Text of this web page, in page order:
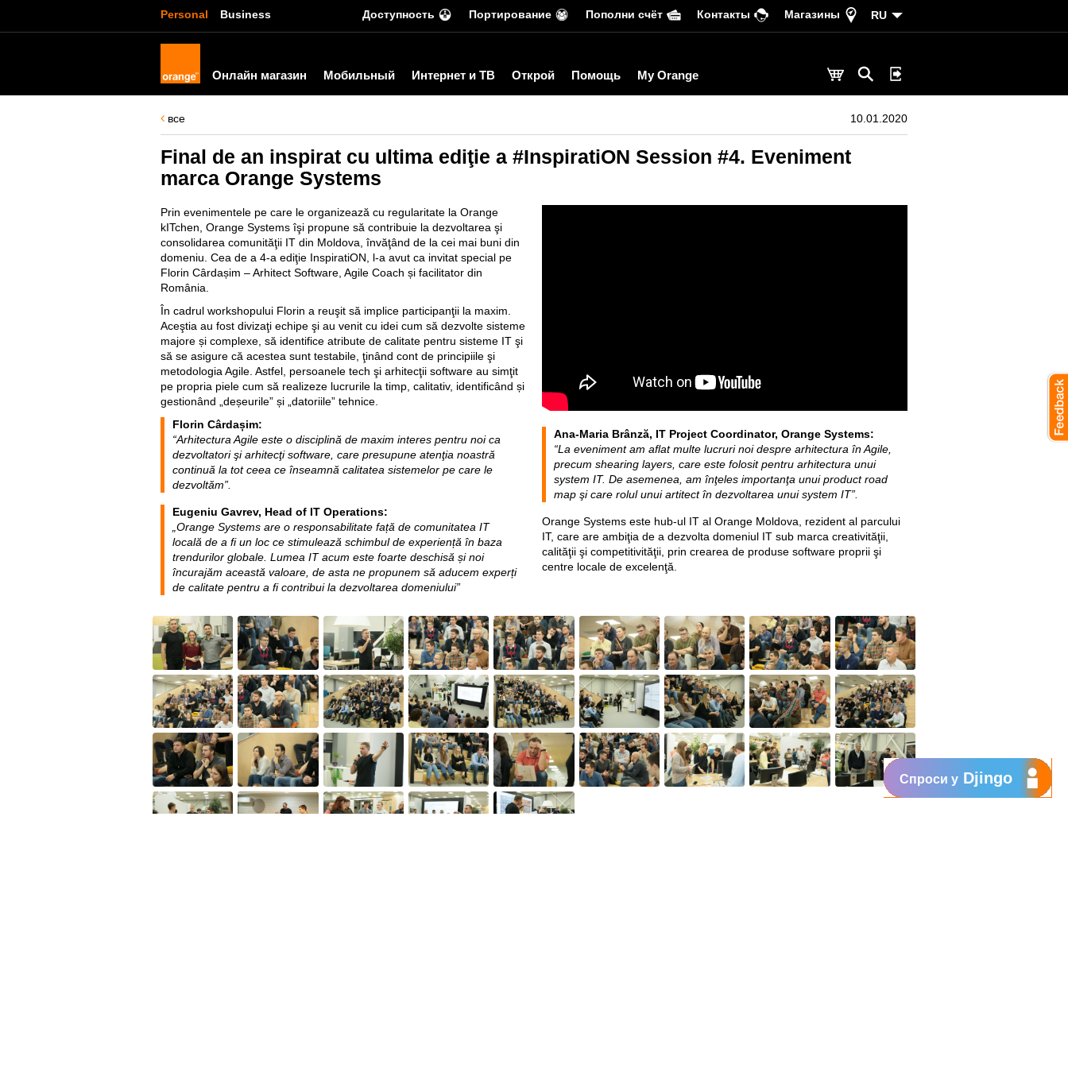
Personal Business Доступность Портирование Пополни счёт Контакты Магазины RU
Онлайн магазин Мобильный Интернет и ТВ Открой Помощь My Orange
все 10.01.2020
Final de an inspirat cu ultima ediţie a #InspiratiON Session #4. Eveniment
marca Orange Systems
Prin evenimentele pe care le organizează cu regularitate la Orange
kITchen, Orange Systems îşi propune să contribuie la dezvoltarea şi
consolidarea comunităţii IT din Moldova, învăţând de la cei mai buni din
domeniu. Cea de a 4-a ediţie InspiratiON, l-a avut ca invitat special pe
Florin Cârdașim – Arhitect Software, Agile Coach și facilitator din
România.
În cadrul workshopului Florin a reuşit să implice participanţii la maxim.
Aceştia au fost divizaţi echipe şi au venit cu idei cum să dezvolte sisteme
majore și complexe, să identifice atribute de calitate pentru sisteme IT şi
să se asigure că acestea sunt testabile, ţinând cont de principiile şi
metodologia Agile. Astfel, persoanele tech şi arhitecţii software au simţit
pe propria piele cum să realizeze lucrurile la timp, calitativ, identificând și
gestionând „deșeurile” și „datoriile” tehnice.
Florin Cârdașim:
“Arhitectura Agile este o disciplină de maxim interes pentru noi ca
dezvoltatori şi arhitecţi software, care presupune atenţia noastră
continuă la tot ceea ce înseamnă calitatea sistemelor pe care le
dezvoltăm”.
Eugeniu Gavrev, Head of IT Operations:
„Orange Systems are o responsabilitate față de comunitatea IT
locală de a fi un loc ce stimulează schimbul de experiență în baza
trendurilor globale. Lumea IT acum este foarte deschisă și noi
încurajăm această valoare, de asta ne propunem să aducem experți
de calitate pentru a fi contribui la dezvoltarea domeniului”
Ana-Maria Brânză, IT Project Coordinator, Orange Systems:
“La eveniment am aflat multe lucruri noi despre arhitectura în Agile,
precum shearing layers, care este folosit pentru arhitectura unui
system IT. De asemenea, am înţeles importanţa unui product road
map şi care rolul unui artitect în dezvoltarea unui system IT”.
Orange Systems este hub-ul IT al Orange Moldova, rezident al parcului
IT, care are ambiţia de a dezvolta domeniul IT sub marca creativităţii,
calităţii şi competitivităţii, prin crearea de produse software proprii şi
centre locale de excelenţă.
Спроси у Djingo